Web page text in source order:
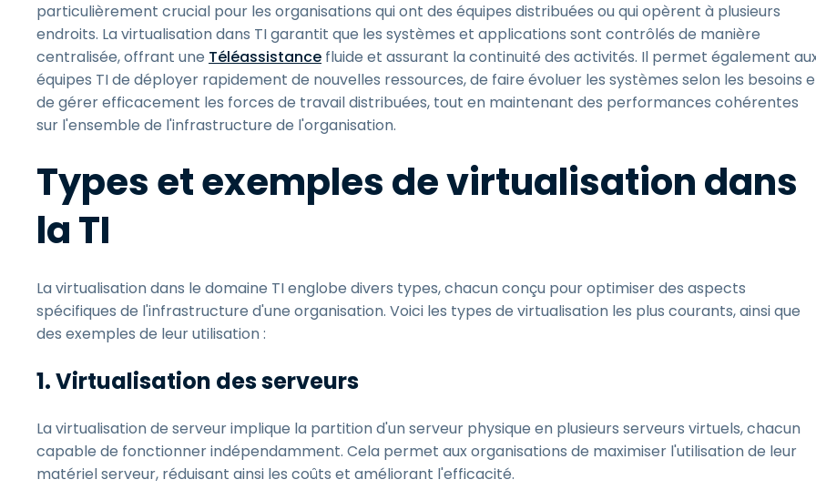
particulièrement crucial pour les organisations qui ont des équipes distribuées ou qui opèrent à plusieurs
endroits. La virtualisation dans TI garantit que les systèmes et applications sont contrôlés de manière
centralisée, offrant une Téléassistance fluide et assurant la continuité des activités. Il permet également
équipes TI de déployer rapidement de nouvelles ressources, de faire évoluer les systèmes selon les besoins
de gérer efficacement les forces de travail distribuées, tout en maintenant des performances cohérentes
sur l'ensemble de l'infrastructure de l'organisation.
Types et exemples de virtualisation dans
la TI
La virtualisation dans le domaine TI englobe divers types, chacun conçu pour optimiser des aspects
spécifiques de l'infrastructure d'une organisation. Voici les types de virtualisation les plus courants, ainsi que
des exemples de leur utilisation :
1. Virtualisation des serveurs
La virtualisation de serveur implique la partition d'un serveur physique en plusieurs serveurs virtuels, chacun
capable de fonctionner indépendamment. Cela permet aux organisations de maximiser l'utilisation de leur
matériel serveur, réduisant ainsi les coûts et améliorant l'efficacité.